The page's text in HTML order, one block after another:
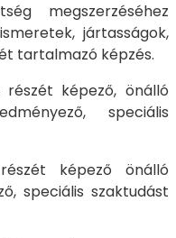
megszerzéséhez
jártasságok,
tartalmazó képzés.
képező, önálló
speciális
képező önálló
speciális szaktudást